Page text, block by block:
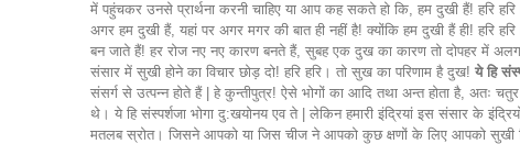
में पहुंचकर उनसे प्रार्थना करनी चाहिए या आप कह सकते हो कि, हम दुखी हैं! हरि
अगर हम दुखी हैं, यहां पर अगर मगर की बात ही नहीं है! क्योंकि हम दुखी हैं ही!
बन जाते हैं! हर रोज नए नए कारण बनते हैं, सुबह एक दुख का कारण तो दोपहर में
संसार में सुखी होने का विचार छोड़ दो! हरि हरि। तो सुख का परिणाम है दुख! ये हि
संसर्ग से उत्पन्न होते हैं | हे कुन्तीपुत्र! ऐसे भोगों का आदि तथा अन्त होता है, अतः
थे। ये हि संस्पर्शजा भोगा दु:खयोनय एव ते | लेकिन हमारी इंद्रियां इस संसार के
मतलब स्रोत। जिसने आपको या जिस चीज ने आपको कुछ क्षणों के लिए आपको सुखी